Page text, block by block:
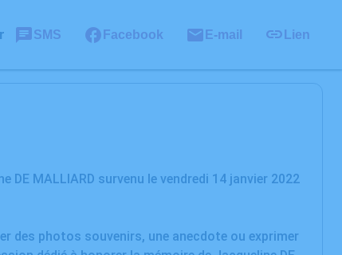
SMS Facebook E-mail Lien
MALLIARD survenu le vendredi 14 janvier 2022
des photos souvenirs, une anecdote ou exprimer